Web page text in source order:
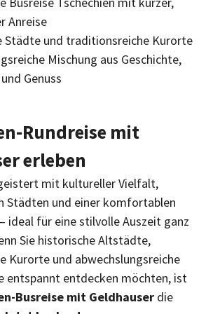
Anreise
Städte und traditionsreiche Kurorte
Mischung aus Geschichte,
Genuss
Rundreise mit
erleben
mit kultureller Vielfalt,
Städten und einer komfortablen
ideal für eine stilvolle Auszeit ganz
Sie historische Altstädte,
Kurorte und abwechslungsreiche
entspannt entdecken möchten, ist
Busreise mit Geldhauser die